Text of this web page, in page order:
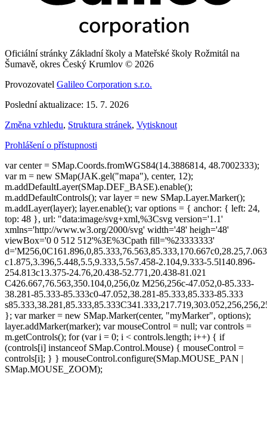
Oficiální stránky Základní školy a Mateřské školy Rožmitál na
Šumavě, okres Český Krumlov © 2026
Provozovatel Galileo Corporation s.r.o.
Poslední aktualizace: 15. 7. 2026
Změna vzhledu, Struktura stránek, Vytisknout
Prohlášení o přístupnosti
var center = SMap.Coords.fromWGS84(14.3886814, 48.7002333);
var m = new SMap(JAK.gel("mapa"), center, 12);
m.addDefaultLayer(SMap.DEF_BASE).enable();
m.addDefaultControls(); var layer = new SMap.Layer.Marker();
m.addLayer(layer); layer.enable(); var options = { anchor: { left: 24,
top: 48 }, url: "data:image/svg+xml,%3Csvg version='1.1'
xmlns='http://www.w3.org/2000/svg' width='48' heigh='48'
viewBox='0 0 512 512'%3E%3Cpath fill='%23333333'
c1.875,3.396,5.448,5.5,9.333,5.5s7.458-2.104,9.333-5.5l140.896-
254.813c13.375-24.76,20.438-52.771,20.438-81.021
C426.667,76.563,350.104,0,256,0z M256,256c-47.052,0-85.333-
38.281-85.333-85.333c0-47.052,38.281-85.333,85.333-85.333
}; var marker = new SMap.Marker(center, "myMarker", options);
layer.addMarker(marker); var mouseControl = null; var controls =
m.getControls(); for (var i = 0; i < controls.length; i++) { if
(controls[i] instanceof SMap.Control.Mouse) { mouseControl =
controls[i]; } } mouseControl.configure(SMap.MOUSE_PAN |
SMap.MOUSE_ZOOM);